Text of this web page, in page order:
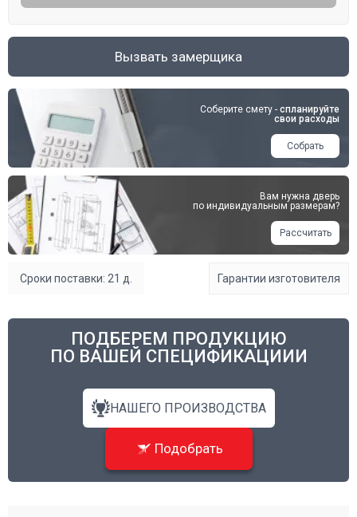
Вызвать замерщика
Соберите смету - спланируйте
свои расходы
Собрать
Вам нужна дверь
по индивидуальным размерам?
Рассчитать
Сроки поставки: 21 д. Гарантии изготовителя
ПОДБЕРЕМ ПРОДУКЦИЮ
ПО ВАШЕЙ СПЕЦИФИКАЦИИИ
НАШЕГО ПРОИЗВОДСТВА
Подобрать